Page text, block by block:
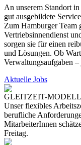
An unserem Standort
gut ausgebildete
Zum Hamburger Team
Vertriebsinnendienst
sorgen sie für einen
und Lösungen. Ob
Verwaltungsaufgaben
Aktuelle Jobs
GLEITZEIT-MODELL
Unser flexibles
berufliche
MitarbeiterInnen
Freitag.